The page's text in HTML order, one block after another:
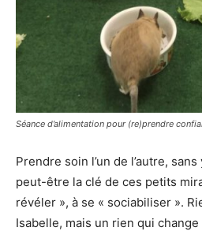
Séance d’alimentation pour (re)prendre
Prendre soin l’un de l’autre,
peut-être la clé de ces petits
révéler », à se « sociabiliser ».
Isabelle, mais un rien qui